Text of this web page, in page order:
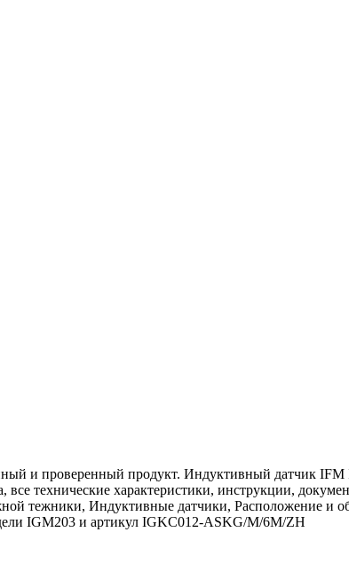
и проверенный продукт. Индуктивный датчик IFM
технические характеристики, инструкции,
тежники, Индуктивные датчики, Расположение и
IGM203 и артикул IGKC012-ASKG/M/6M/ZH